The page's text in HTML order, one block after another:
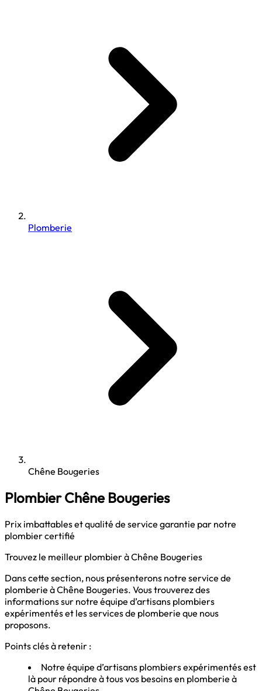
Plomberie
Chêne Bougeries
Plombier Chêne Bougeries
Prix imbattables et qualité de service garantie par notre
plombier certifié
Trouvez le meilleur plombier à Chêne Bougeries
Dans cette section, nous présenterons notre service de
plomberie à Chêne Bougeries. Vous trouverez des
informations sur notre équipe d’artisans plombiers
expérimentés et les services de plomberie que nous
proposons.
Points clés à retenir :
Notre équipe d’artisans plombiers expérimentés est
là pour répondre à tous vos besoins en plomberie à